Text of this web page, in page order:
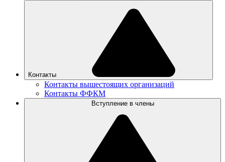
Контакты
Контакты вышестоящих организаций
Контакты ФФКМ
Вступление в члены